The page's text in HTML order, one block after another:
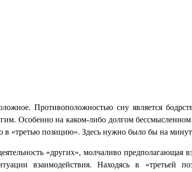
Противоположностью сну является
Особенно на каком-либо долгом
«третью позицию». Здесь нужно было бы на
«других», молчаливо предполагающая
взаимодействия. Находясь в «третьей